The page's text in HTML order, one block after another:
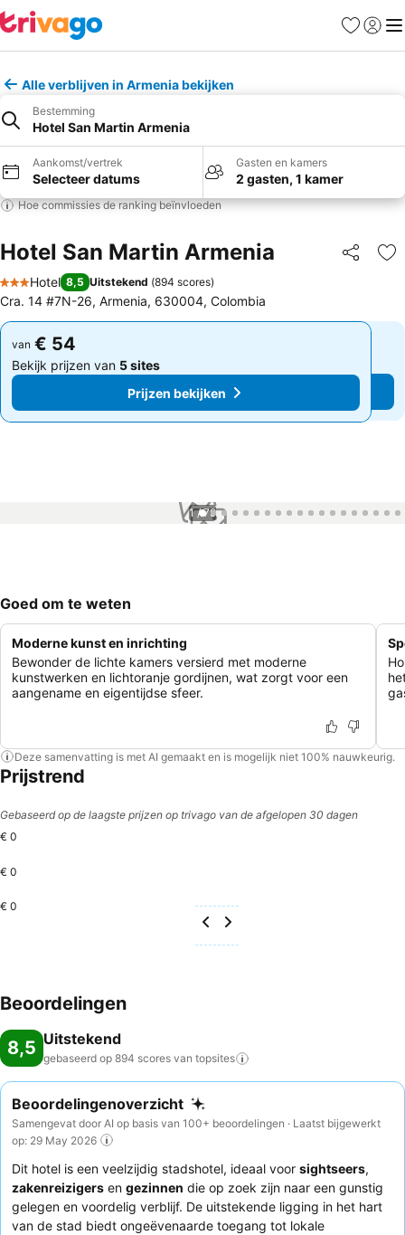
Favorieten
Alle verblijven in Armenia bekijken
Bestemming
Hotel San Martin Armenia
Aankomst/vertrek
Selecteer datums
Gasten en kamers
2 gasten, 1 kamer
Hoe commissies de ranking beïnvloeden
Hotel San Martin Armenia Delen
3 Sterren
Hotel 8,5 Uitstekend (894 scores)
Cra. 14 #7N-26, Armenia, 630004, Colombia
van € 54
Bekijk prijzen van 5 sites
Prijzen bekijken
van € 54
Bekijk prijzen van 5 sites
Prijzen bekijken
1 / 79
Goed om te weten
Moderne kunst en inrichting
Bewonder de lichte kamers versierd met moderne
kunstwerken en lichtoranje gordijnen, wat zorgt voor een
aangename en eigentijdse sfeer.
Deze samenvatting is met AI gemaakt en is mogelijk niet 100% nauwkeurig.
Prijstrend
Gebaseerd op de laagste prijzen op trivago van de afgelopen 30 dagen
€ 0
€ 0
€ 0
Beoordelingen
8,5 Uitstekend
gebaseerd op 894 scores van topsites
Beoordelingenoverzicht
Samengevat door AI op basis van 100+ beoordelingen · Laatst bijgewerkt
op: 29 May 2026
Dit hotel is een veelzijdig stadshotel, ideaal voor sightseers,
zakenreizigers en gezinnen die op zoek zijn naar een gunstig
gelegen en voordelig verblijf. De uitstekende ligging in het hart
van de stad biedt ongeëvenaarde toegang tot lokale